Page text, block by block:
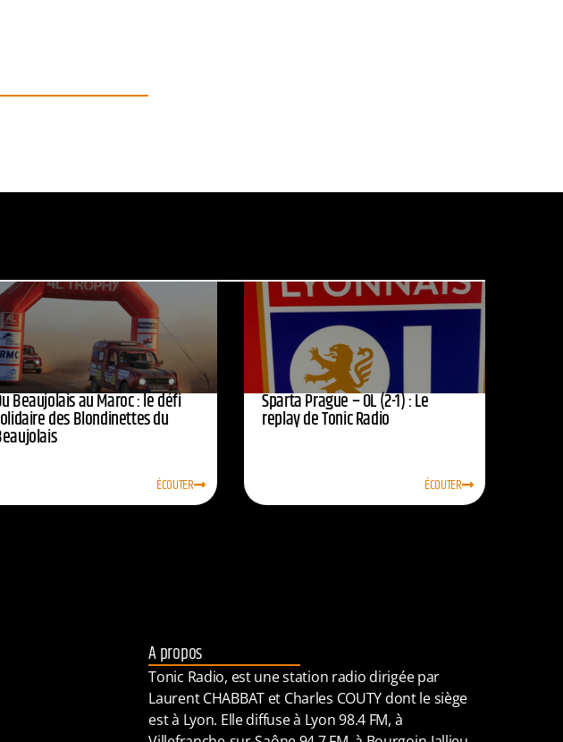
Beaujolais au Maroc : le défi
des Blondinettes du
ÉCOUTER
Sparta Prague – OL (2-1) : Le
replay de Tonic Radio
ÉCOUTER
A propos
Tonic Radio, est une station radio dirigée par
Laurent CHABBAT et Charles COUTY dont le siège
est à Lyon. Elle diffuse à Lyon 98.4 FM, à